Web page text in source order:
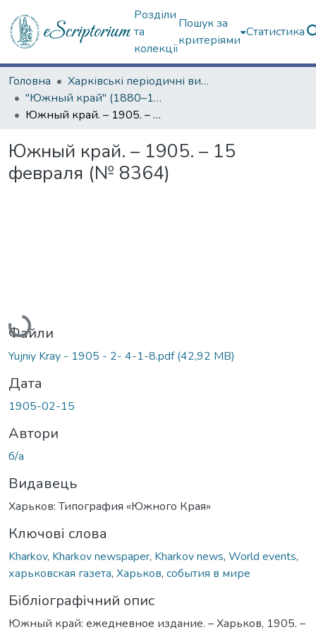
Розділи
та
колекції
Пошук за
критеріями
Статистика
Головна
Харківські періодичні видання
"Южный край" (1880–1919 гг.)
Южный край. – 1905. – 15 февраля (№ 8364)
Южный край. – 1905. – 15
февраля (№ 8364)
Вантажиться...
Файли
Yujniy Kray - 1905 - 2- 4-1-8.pdf(42,92 MB)
Дата
1905-02-15
Автори
б/а
Видавець
Харьков: Типография «Южного Края»
Ключові слова
Kharkov, Kharkov newspaper, Kharkov news, World events,
харьковская газета, Харьков, события в мире
Бібліографічний опис
Южный край: ежедневное издание. – Харьков, 1905. –